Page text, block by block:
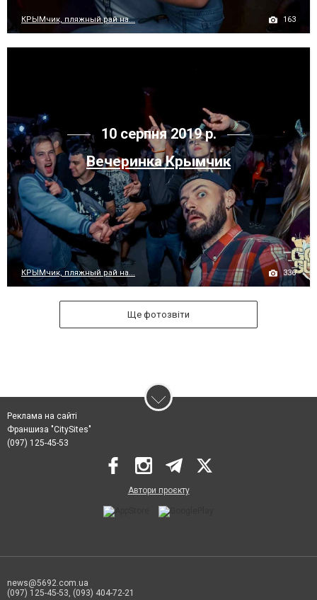
КРЫМчик, пляжный рай на... 163
10 серпня 2019 р.
Вечеринка Крымчик
КРЫМчик, пляжный рай на... 336
Ще фотозвіти
Реклама на сайті
Франшиза "CitySites"
(097) 125-45-53
Автори проєкту
news@5692.com.ua
(097) 125-45-53, (093) 404-72-21